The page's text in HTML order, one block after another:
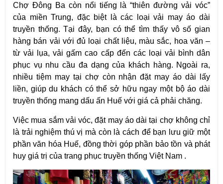
Chợ Đông Ba còn nổi tiếng là “thiên đường vải vóc”
của miền Trung, đặc biệt là các loại vải may áo dài
truyền thống. Tại đây, bạn có thể tìm thấy vô số gian
hàng bán vải với đủ loại chất liệu, màu sắc, hoa văn –
từ vải lụa, vải gấm cao cấp đến các loại vải bình dân
phục vụ nhu cầu đa dạng của khách hàng. Ngoài ra,
nhiều tiệm may tại chợ còn nhận đặt may áo dài lấy
liền, giúp du khách có thể sở hữu ngay một bộ áo dài
truyền thống mang dấu ấn Huế với giá cả phải chăng.
Việc mua sắm vải vóc, đặt may áo dài tại chợ không chỉ
là trải nghiệm thú vị mà còn là cách để bạn lưu giữ một
phần văn hóa Huế, đồng thời góp phần bảo tồn và phát
huy giá trị của trang phục truyền thống Việt Nam .